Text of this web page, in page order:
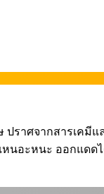
าศจากสารเคมีแ
นอะหนะ ออกแด